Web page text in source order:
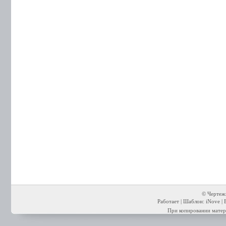
©
Работает | Шаблон: iNove |
При копировании